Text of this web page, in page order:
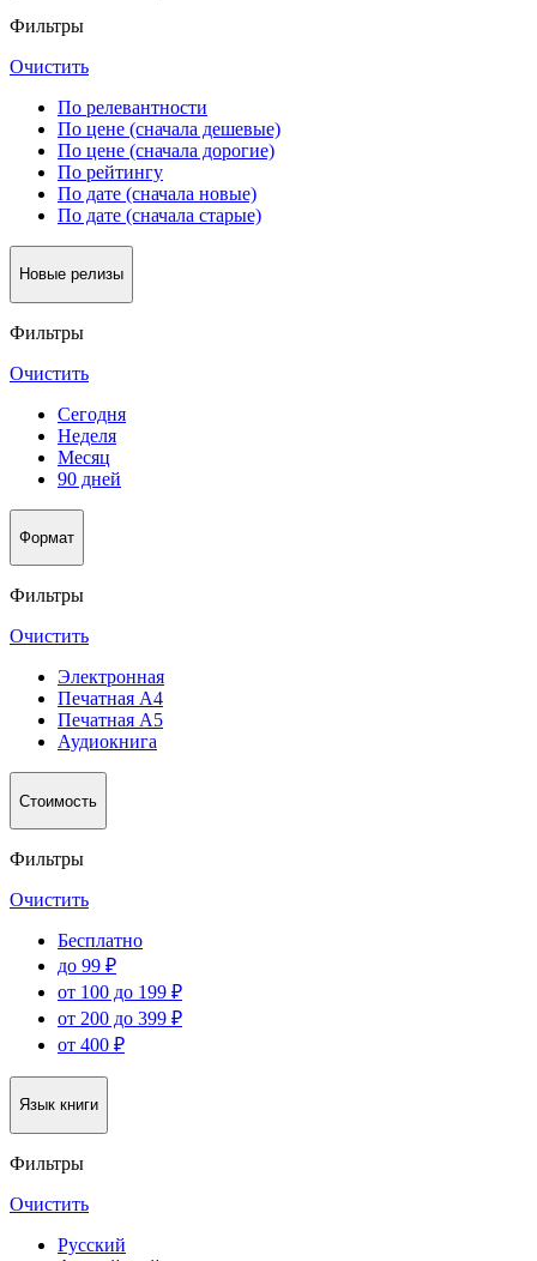
Фильтры
Очистить
По релевантности
По цене (сначала дешевые)
По цене (сначала дорогие)
По рейтингу
По дате (сначала новые)
По дате (сначала старые)
Новые релизы
Фильтры
Очистить
Сегодня
Неделя
Месяц
90 дней
Формат
Фильтры
Очистить
Электронная
Печатная А4
Печатная А5
Аудиокнига
Стоимость
Фильтры
Очистить
Бесплатно
до 99 ₽
от 100 до 199 ₽
от 200 до 399 ₽
от 400 ₽
Язык книги
Фильтры
Очистить
Русский